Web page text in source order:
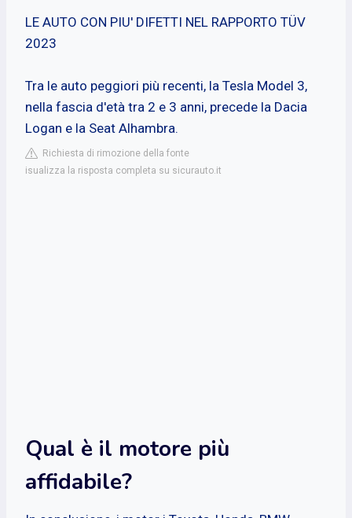
LE AUTO CON PIU' DIFETTI NEL RAPPORTO TÜV
2023
Tra le auto peggiori più recenti, la Tesla Model 3,
nella fascia d'età tra 2 e 3 anni, precede la Dacia
Logan e la Seat Alhambra.
Richiesta di rimozione della fonte
isualizza la risposta completa su sicurauto.it
Qual è il motore più
affidabile?